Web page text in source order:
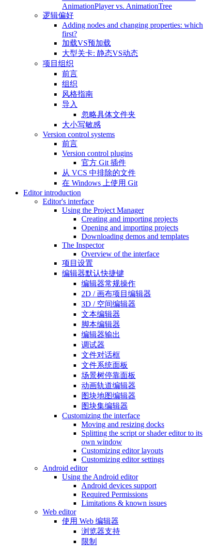
AnimationPlayer vs. AnimationTree
逻辑偏好
Adding nodes and changing properties: which
first?
加载VS预加载
大型关卡: 静态VS动态
项目组织
前言
组织
风格指南
导入
忽略具体文件夹
大小写敏感
Version control systems
前言
Version control plugins
官方 Git 插件
从 VCS 中排除的文件
在 Windows 上使用 Git
Editor introduction
Editor's interface
Using the Project Manager
Creating and importing projects
Opening and importing projects
Downloading demos and templates
The Inspector
Overview of the interface
项目设置
编辑器默认快捷键
编辑器常规操作
2D / 画布项目编辑器
3D / 空间编辑器
文本编辑器
脚本编辑器
编辑器输出
调试器
文件对话框
文件系统面板
场景树停靠面板
动画轨道编辑器
图块地图编辑器
图块集编辑器
Customizing the interface
Moving and resizing docks
Splitting the script or shader editor to its
own window
Customizing editor layouts
Customizing editor settings
Android editor
Using the Android editor
Android devices support
Required Permissions
Limitations & known issues
Web editor
使用 Web 编辑器
浏览器支持
限制